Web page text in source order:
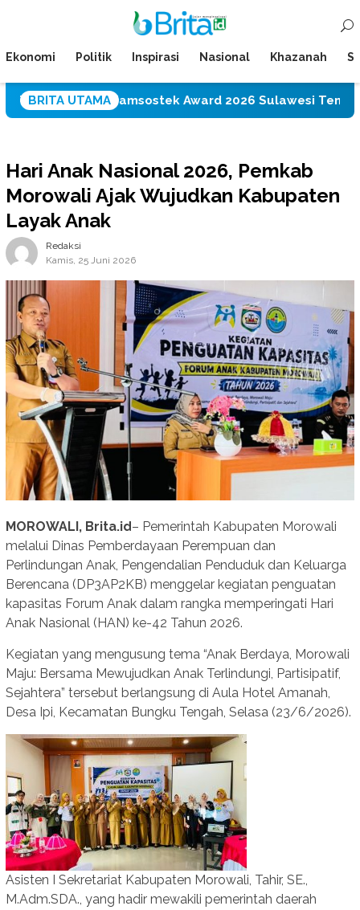
Mobile
Ekonomi Politik Inspirasi Nasional Khazanah
BRITA UTAMA
I Jamsostek Award 2026 Sulawesi Tengah PT
Hari Anak Nasional 2026, Pemkab
Morowali Ajak Wujudkan Kabupaten
Layak Anak
Redaksi
Kamis, 25 Juni 2026
MOROWALI, Brita.id– Pemerintah Kabupaten Morowali
melalui Dinas Pemberdayaan Perempuan dan
Perlindungan Anak, Pengendalian Penduduk dan Keluarga
Berencana (DP3AP2KB) menggelar kegiatan penguatan
kapasitas Forum Anak dalam rangka memperingati Hari
Anak Nasional (HAN) ke-42 Tahun 2026.
Kegiatan yang mengusung tema “Anak Berdaya, Morowali
Maju: Bersama Mewujudkan Anak Terlindungi, Partisipatif,
Sejahtera” tersebut berlangsung di Aula Hotel Amanah,
Desa Ipi, Kecamatan Bungku Tengah, Selasa (23/6/2026).
Asisten I Sekretariat Kabupaten Morowali, Tahir, SE.,
M.Adm.SDA., yang hadir mewakili pemerintah daerah